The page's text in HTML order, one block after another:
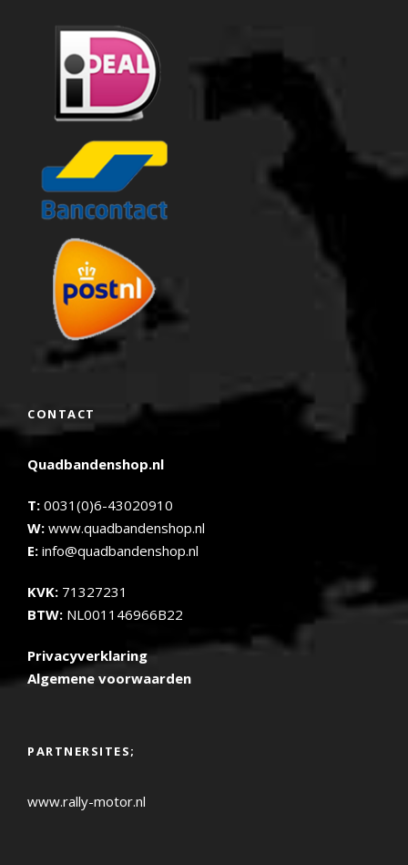
CONTACT
Quadbandenshop.nl
T: 0031(0)6-43020910
W: www.quadbandenshop.nl
E: info@quadbandenshop.nl
KVK: 71327231
BTW: NL001146966B22
Privacyverklaring
Algemene voorwaarden
PARTNERSITES;
www.rally-motor.nl